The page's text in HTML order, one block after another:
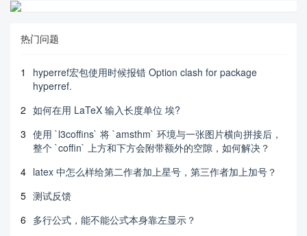
热门问题
1
hyperref宏包使用时候报错 Option clash for package
hyperref.
2 如何在用 LaTeX 输入长度单位 埃?
3 使用 `l3coffins` 将 `amsthm` 环境与一张图片横向拼接后，
整个 `coffin` 上方和下方会附带额外的空隙，如何解决？
4 latex 中怎么样给第二作者加上星号，第三作者加上加号？
5 测试反馈
6 多行公式，能不能公式本身靠左显示？